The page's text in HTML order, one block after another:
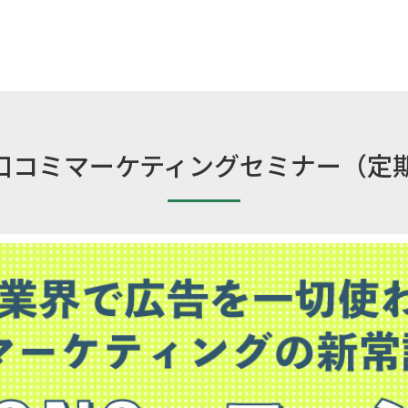
ミマーケティングセミナー（定